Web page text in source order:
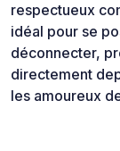
respectueux
idéal pour se
déconnecter,
directement
les amoureux